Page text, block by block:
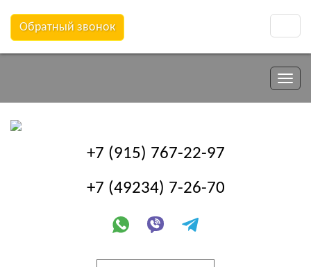
Обратный звонок
Toggle
+7 (915) 767-22-97
+7 (49234) 7-26-70